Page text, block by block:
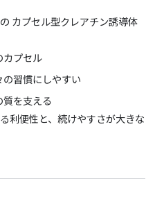
カプセル型クレアチン誘導体
カプセル
習慣にしやすい
を支える
利便性と、続けやすさが大きな